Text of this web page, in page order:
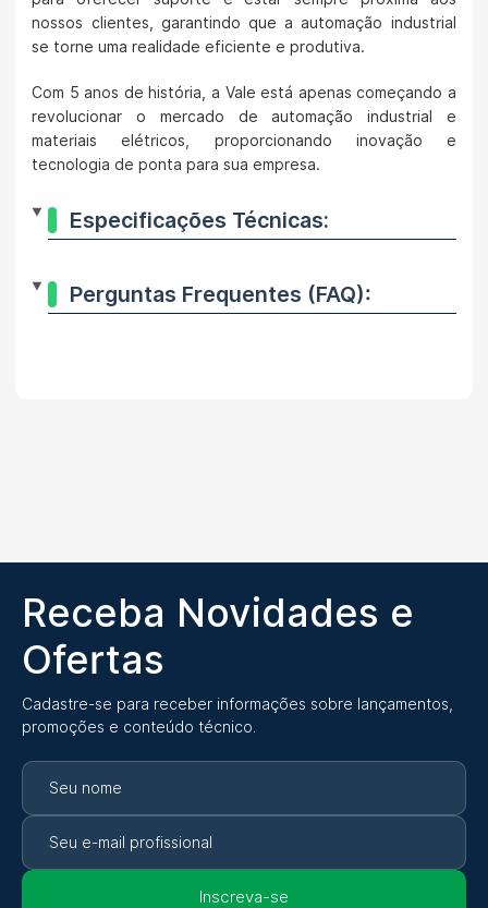
nossos clientes, garantindo que a automação industrial
se torne uma realidade eficiente e produtiva.
Com 5 anos de história, a Vale está apenas começando a
revolucionar o mercado de automação industrial e
materiais elétricos, proporcionando inovação e
tecnologia de ponta para sua empresa.
Especificações Técnicas:
Perguntas Frequentes (FAQ):
Receba Novidades e
Ofertas
Cadastre-se para receber informações sobre lançamentos,
promoções e conteúdo técnico.
Inscreva-se